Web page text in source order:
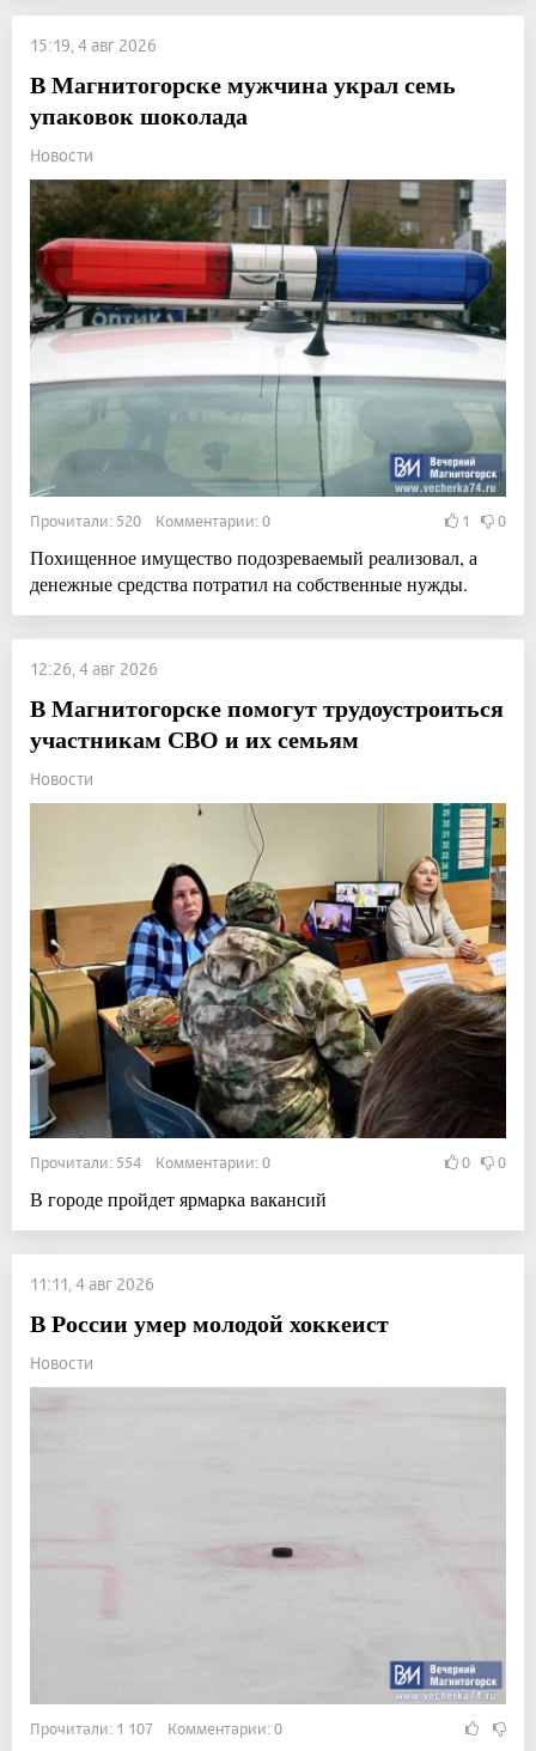
15:19, 4 авг 2026
В Магнитогорске мужчина украл семь
упаковок шоколада
Новости
Прочитали: 520 Комментарии: 0 1 0
Похищенное имущество подозреваемый реализовал, а
денежные средства потратил на собственные нужды.
12:26, 4 авг 2026
В Магнитогорске помогут трудоустроиться
участникам СВО и их семьям
Новости
Прочитали: 554 Комментарии: 0 0 0
В городе пройдет ярмарка вакансий
11:11, 4 авг 2026
В России умер молодой хоккеист
Новости
Прочитали: 1 107 Комментарии: 0